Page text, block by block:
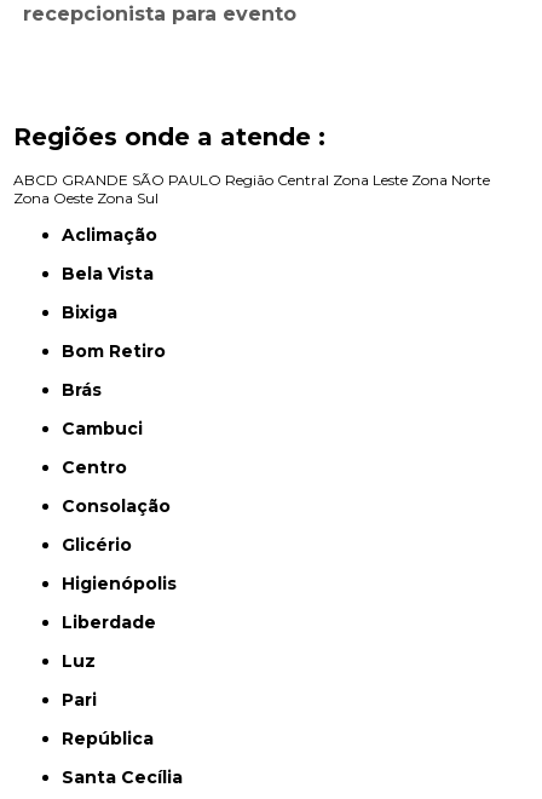
recepcionista para evento
Regiões onde a atende :
ABCD GRANDE SÃO PAULO Região Central Zona Leste Zona Norte
Zona Oeste Zona Sul
Aclimação
Bela Vista
Bixiga
Bom Retiro
Brás
Cambuci
Centro
Consolação
Glicério
Higienópolis
Liberdade
Luz
Pari
República
Santa Cecília